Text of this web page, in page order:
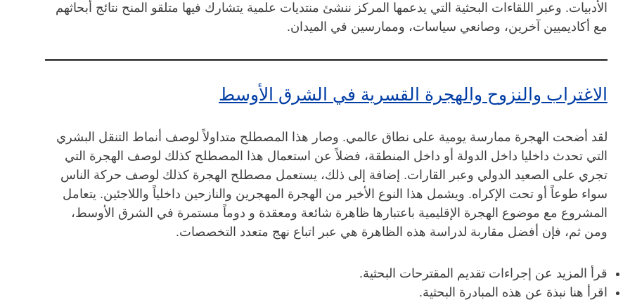
الأدبيات. وعبر اللقاءات البحثية التي يدعمها المركز ننشئ منتديات علمية يتشارك فيها متلقو المنح نتائج أبحاثهم
مع أكاديميين آخرين، وصانعي سياسات، وممارسين في الميدان.
الاغتراب والنزوح والهجرة القسرية في الشرق الأوسط
لقد أضحت الهجرة ممارسة يومية على نطاق عالمي. وصار هذا المصطلح متداولاً لوصف أنماط التنقل البشري
التي تحدث داخليا داخل الدولة أو داخل المنطقة، فضلاً عن استعمال هذا المصطلح كذلك لوصف الهجرة التي
تجري على الصعيد الدولي وعبر القارات. إضافة إلى ذلك، يستعمل مصطلح الهجرة كذلك لوصف حركة الناس
سواء طوعاً أو تحت الإكراه. ويشمل هذا النوع الأخير من الهجرة المهجرين والنازحين داخلياً واللاجئين. يتعامل
المشروع مع موضوع الهجرة الإقليمية باعتبارها ظاهرة شائعة ومعقدة و دوماً مستمرة في الشرق الأوسط،
ومن ثم، فإن أفضل مقاربة لدراسة هذه الظاهرة هي عبر اتباع نهج متعدد التخصصات.
قرأ المزيد عن إجراءات تقديم المقترحات البحثية​.
​اقرأ هنا نبذة عن هذه المبادرة البحثية.